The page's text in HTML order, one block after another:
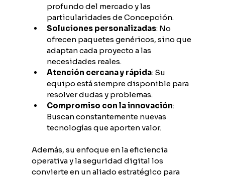
profundo del mercado y las
particularidades de Concepción.
Soluciones personalizadas: No
ofrecen paquetes genéricos, sino que
adaptan cada proyecto a las
necesidades reales.
Atención cercana y rápida: Su
equipo está siempre disponible para
resolver dudas y problemas.
Compromiso con la innovación:
Buscan constantemente nuevas
tecnologías que aporten valor.
Además, su enfoque en la eficiencia
operativa y la seguridad digital los
convierte en un aliado estratégico para